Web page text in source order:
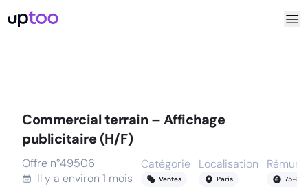
Commercial terrain – Affichage
publicitaire (H/F)
Offre n°49506
Il y a environ 1 mois
Catégorie
Ventes
Localisation
Paris 75-80